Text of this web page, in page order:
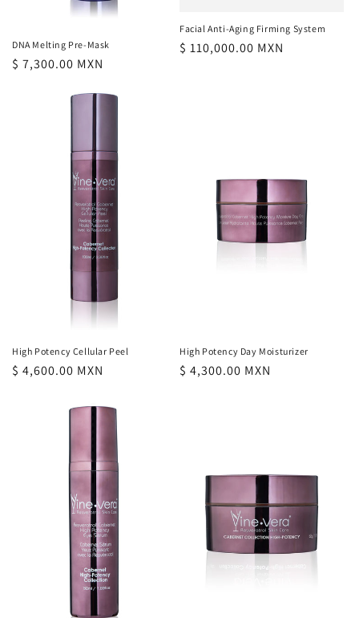
DNA Melting Pre-Mask
Precio
$ 7,300.00 MXN
Facial Anti-Aging Firming System
Precio
$ 110,000.00 MXN
High Potency Cellular Peel
Precio
$ 4,600.00 MXN
High Potency Day Moisturizer
Precio
$ 4,300.00 MXN